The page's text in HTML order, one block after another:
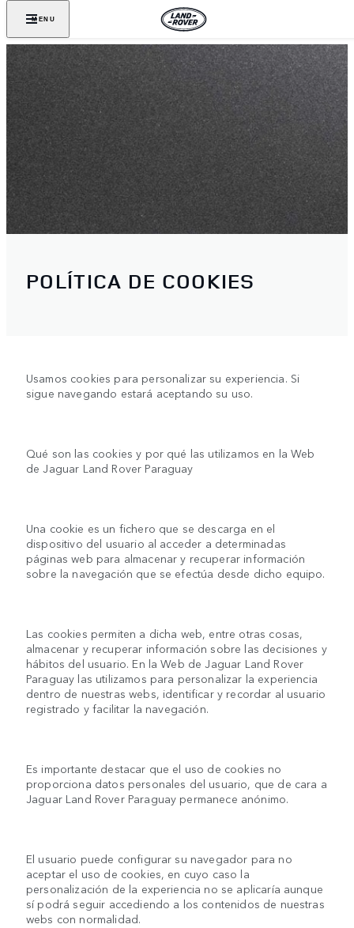
MENU
POLÍTICA DE COOKIES
Usamos cookies para personalizar su experiencia. Si
sigue navegando estará aceptando su uso.
Qué son las cookies y por qué las utilizamos en la Web
de Jaguar Land Rover Paraguay
Una cookie es un fichero que se descarga en el
dispositivo del usuario al acceder a determinadas
páginas web para almacenar y recuperar información
sobre la navegación que se efectúa desde dicho equipo.
Las cookies permiten a dicha web, entre otras cosas,
almacenar y recuperar información sobre las decisiones y
hábitos del usuario. En la Web de Jaguar Land Rover
Paraguay las utilizamos para personalizar la experiencia
dentro de nuestras webs, identificar y recordar al usuario
registrado y facilitar la navegación.
Es importante destacar que el uso de cookies no
proporciona datos personales del usuario, que de cara a
Jaguar Land Rover Paraguay permanece anónimo.
El usuario puede configurar su navegador para no
aceptar el uso de cookies, en cuyo caso la
personalización de la experiencia no se aplicaría aunque
sí podrá seguir accediendo a los contenidos de nuestras
webs con normalidad.